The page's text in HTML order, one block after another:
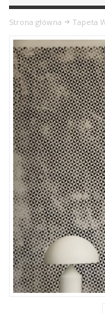
PRODUKTY
NOWOŚCI
MARKI
OUTLET
AKTUALNOSCI
STREFA-
REALIZACJE
INSPIRACJE
KONTAKT
Strona główna Tapeta